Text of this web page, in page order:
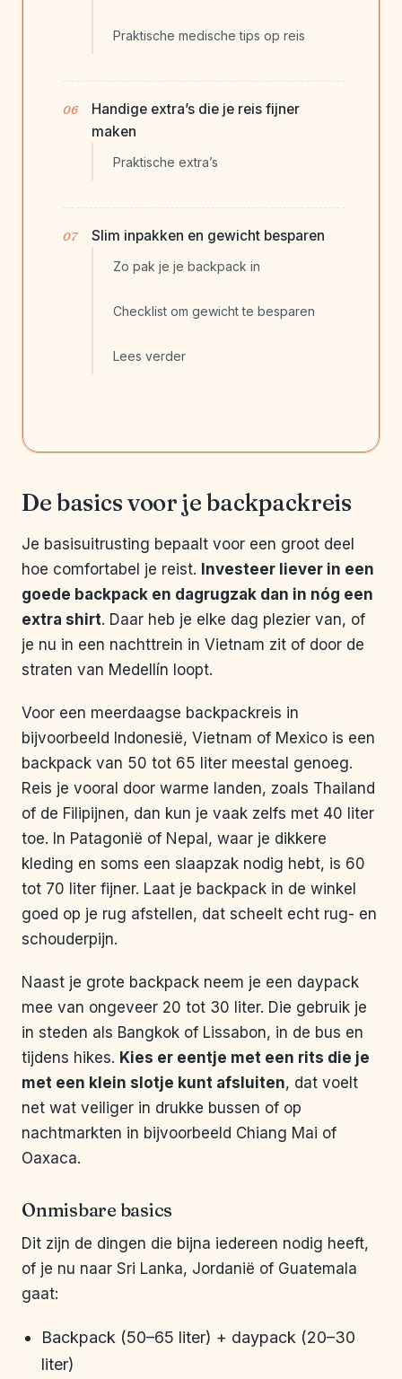
Praktische medische tips op reis
Handige extra’s die je reis fijner
maken
Praktische extra’s
Slim inpakken en gewicht besparen
Zo pak je je backpack in
Checklist om gewicht te besparen
Lees verder
De basics voor je backpackreis
Je basisuitrusting bepaalt voor een groot deel
hoe comfortabel je reist. Investeer liever in een
goede backpack en dagrugzak dan in nóg een
extra shirt. Daar heb je elke dag plezier van, of
je nu in een nachttrein in Vietnam zit of door de
straten van Medellín loopt.
Voor een meerdaagse backpackreis in
bijvoorbeeld Indonesië, Vietnam of Mexico is een
backpack van 50 tot 65 liter meestal genoeg.
Reis je vooral door warme landen, zoals Thailand
of de Filipijnen, dan kun je vaak zelfs met 40 liter
toe. In Patagonië of Nepal, waar je dikkere
kleding en soms een slaapzak nodig hebt, is 60
tot 70 liter fijner. Laat je backpack in de winkel
goed op je rug afstellen, dat scheelt echt rug- en
schouderpijn.
Naast je grote backpack neem je een daypack
mee van ongeveer 20 tot 30 liter. Die gebruik je
in steden als Bangkok of Lissabon, in de bus en
tijdens hikes. Kies er eentje met een rits die je
met een klein slotje kunt afsluiten, dat voelt
net wat veiliger in drukke bussen of op
nachtmarkten in bijvoorbeeld Chiang Mai of
Oaxaca.
Onmisbare basics
Dit zijn de dingen die bijna iedereen nodig heeft,
of je nu naar Sri Lanka, Jordanië of Guatemala
gaat:
Backpack (50–65 liter) + daypack (20–30
liter)